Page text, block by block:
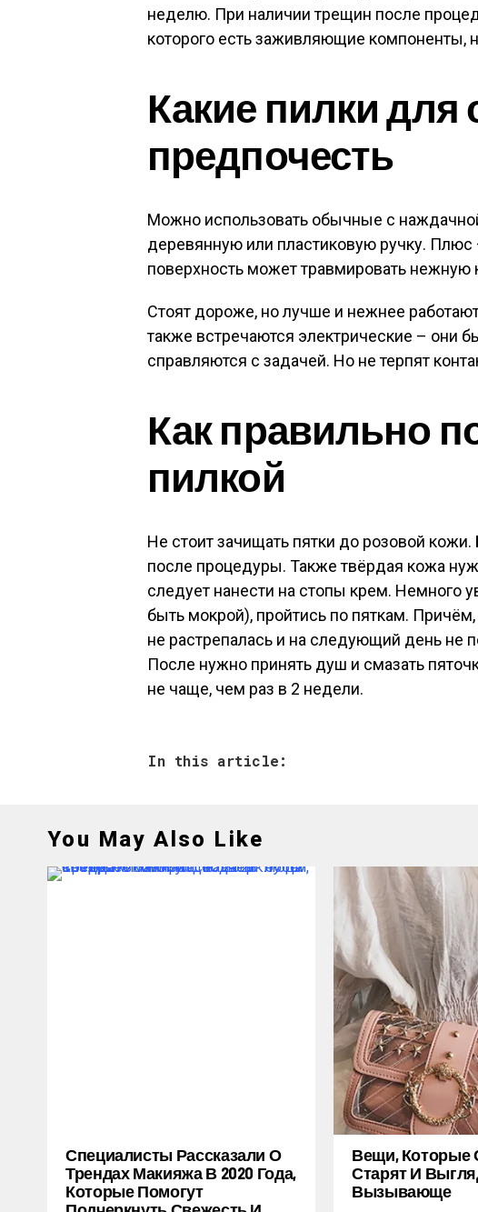
неделю. При наличии трещин после
которого есть заживляющие компоненты,
Какие пилки для
предпочесть
Можно использовать обычные с
деревянную или пластиковую ручку. Плюс
поверхность может травмировать нежную
Стоят дороже, но лучше и нежнее
также встречаются электрические – они
справляются с задачей. Но не терпят
Как правильно
пилкой
Не стоит зачищать пятки до розовой
после процедуры. Также твёрдая кожа
следует нанести на стопы крем. Немного
быть мокрой), пройтись по пяткам.
не растрепалась и на следующий день не
После нужно принять душ и смазать
не чаще, чем раз в 2 недели.
In this article:
You May Also Like
Специалисты Рассказали О
Трендах Макияжа В 2020 Года,
Которые Помогут
Вещи, Которые
Старят И
Вызывающе